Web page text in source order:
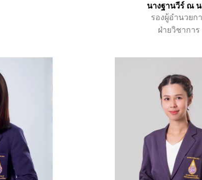
นางฐานวีร์ ณ
รองผู้อำนวยก
ฝ่ายวิชาการ